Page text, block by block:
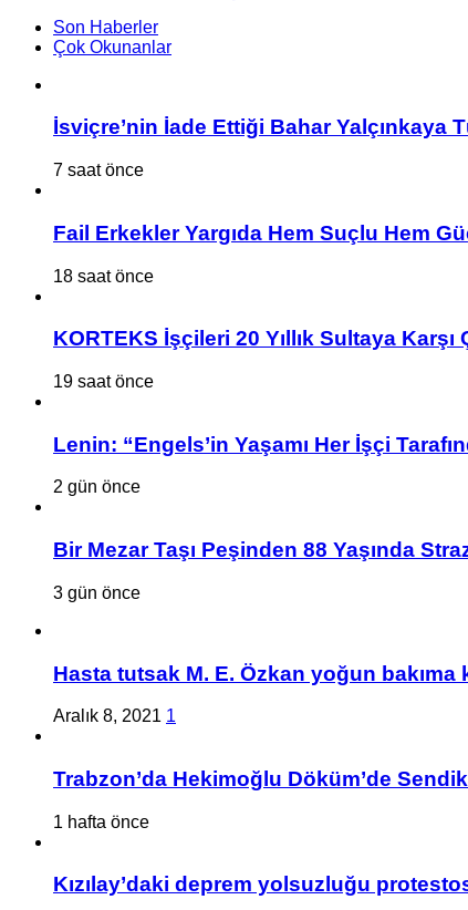
Son Haberler
Çok Okunanlar
İsviçre’nin İade Ettiği Bahar Yalçınkaya
7 saat önce
Fail Erkekler Yargıda Hem Suçlu Hem
18 saat önce
KORTEKS İşçileri 20 Yıllık Sultaya Karşı
19 saat önce
Lenin: “Engels’in Yaşamı Her İşçi
2 gün önce
Bir Mezar Taşı Peşinden 88 Yaşında
3 gün önce
Hasta tutsak M. E. Özkan yoğun bakıma
Aralık 8, 2021 1
Trabzon’da Hekimoğlu Döküm’de
1 hafta önce
Kızılay’daki deprem yolsuzluğu